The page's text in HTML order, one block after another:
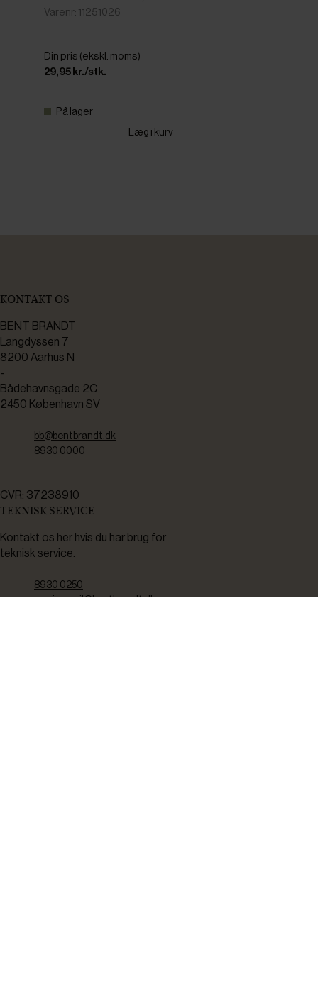
Varenr: 11251026
Din pris (ekskl. moms)
29,95 kr./stk.
På lager
Læg i kurv
KONTAKT OS
BENT BRANDT
Langdyssen 7
8200 Aarhus N
-
Bådehavnsgade 2C
2450 København SV
bb@bentbrandt.dk
8930 0000
CVR: 37238910
TEKNISK SERVICE
Kontakt os her hvis du har brug for
teknisk service.
8930 0250
servicemail@bentbrandt.dk